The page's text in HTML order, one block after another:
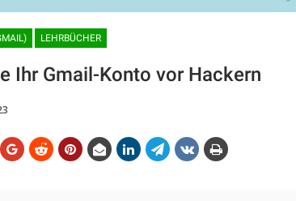
LEHRBÜCHER
Ihr Gmail-Konto vor Hackern